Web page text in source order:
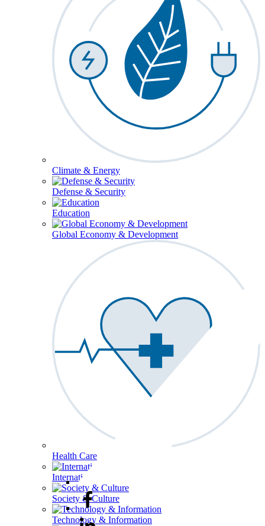
Climate & Energy
Defense & Security
Education
Global Economy & Development
Health Care
International Affairs
Society & Culture
Technology & Information